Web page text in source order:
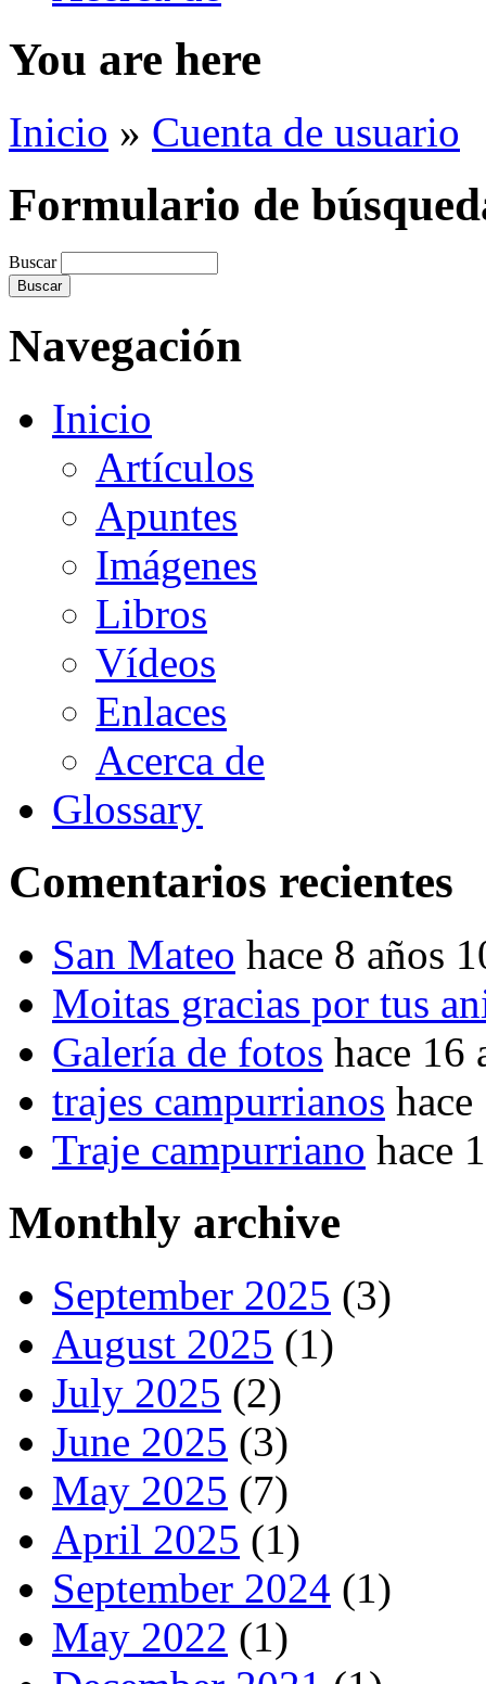
You are here
Inicio » Cuenta de usuario
Formulario de
Buscar
Navegación
Inicio
Artículos
Apuntes
Imágenes
Libros
Vídeos
Enlaces
Acerca de
Glossary
Comentarios recientes
San Mateo hace 8 años
Moitas gracias por tus
Galería de fotos hace 16
trajes campurrianos
Traje campurriano hace
Monthly archive
September 2025 (3)
August 2025 (1)
July 2025 (2)
June 2025 (3)
May 2025 (7)
April 2025 (1)
September 2024 (1)
May 2022 (1)